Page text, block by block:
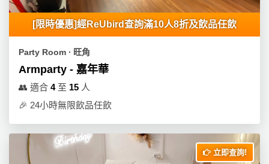
[限時優惠]經ReUbird查詢滿10人8折及飲品任飲
Party Room ∙ 旺角
Armparty - 嘉年華
👥 適合 4至 15 人
🎉 24小時無限飲品任飲
立即查詢!